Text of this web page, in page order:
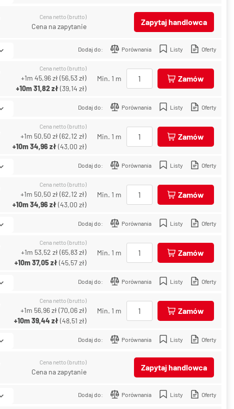
Cena netto (brutto)
Cena na zapytanie Zapytaj handlowca
Dodaj do: Porównania Listy Oferty
Cena netto (brutto)
+1m 45,96 zł(56,53 zł)
+10m31,82 zł(39,14 zł)
Min. 1 m Zamów
Dodaj do: Porównania Listy Oferty
Cena netto (brutto)
+1m 50,50 zł(62,12 zł)
+10m34,96 zł(43,00 zł)
Min. 1 m Zamów
Dodaj do: Porównania Listy Oferty
Cena netto (brutto)
+1m 50,50 zł(62,12 zł)
+10m34,96 zł(43,00 zł)
Min. 1 m Zamów
Dodaj do: Porównania Listy Oferty
Cena netto (brutto)
+1m 53,52 zł(65,83 zł)
+10m37,05 zł(45,57 zł)
Min. 1 m Zamów
Dodaj do: Porównania Listy Oferty
Cena netto (brutto)
+1m 56,96 zł(70,06 zł)
+10m39,44 zł(48,51 zł)
Min. 1 m Zamów
Dodaj do: Porównania Listy Oferty
Cena netto (brutto)
Cena na zapytanie Zapytaj handlowca
Dodaj do: Porównania Listy Oferty